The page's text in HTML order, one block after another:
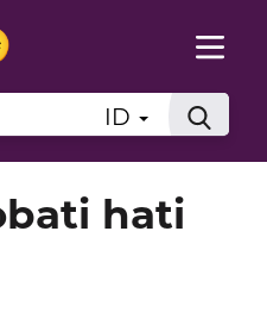
ID
hati